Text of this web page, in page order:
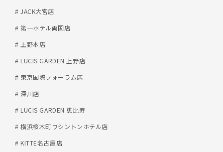
# JACK大宮店
# 第一ホテル両国店
# 上野本店
# LUCIS GARDEN 上野店
# 東京国際フォーラム店
# 深川店
# LUCIS GARDEN 恵比寿
# 横浜桜木町ワシントンホテル店
# KITTE名古屋店